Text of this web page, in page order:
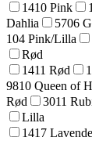
1410 Pink
Dahlia
5706
104 Pink/Lilla
Rød
1411 Rød
9810 Queen of
Rød
3011
Lilla
1417